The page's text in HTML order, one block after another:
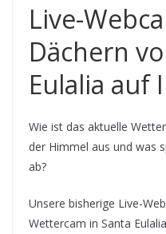
Live-
Dächern
Eulalia auf
Wie ist das aktuelle
der Himmel aus und was
ab?
Unsere bisherige Live-
Wettercam in Santa